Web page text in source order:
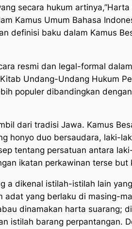
secara hukum artinya,”Harta
Kamus Umum Bahasa
definisi baku dalam Kamus
resmi dan legal-formal
Undang-Undang Hukum
populer dibandingkan
dari tradisi Jawa. Kamus
honyo duo bersaudara, laki-
tentang persatuan antara
ikatan perkawinan terse but
a dikenal istilah-istilah lain
adat yang berlaku di masing-
dinamakan harta suarang;
istilah barang perpantangan.